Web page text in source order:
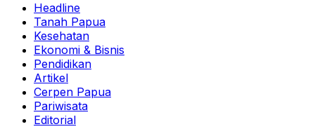
Headline
Tanah Papua
Kesehatan
Ekonomi & Bisnis
Pendidikan
Artikel
Cerpen Papua
Pariwisata
Editorial